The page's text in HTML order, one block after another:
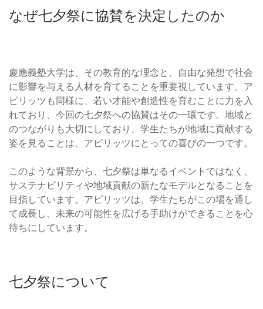
なぜ七夕祭に協賛を決定したのか
慶應義塾大学は、その教育的な理念と、自由な発想で社会
に影響を与える人材を育てることを重要視しています。ア
ピリッツも同様に、若い才能や創造性を育むことに力を入
れており、今回の七夕祭への協賛はその一環です。地域と
のつながりも大切にしており、学生たちが地域に貢献する
姿を見ることは、アピリッツにとっての喜びの一つです。
このような背景から、七夕祭は単なるイベントではなく、
サステナビリティや地域貢献の新たなモデルとなることを
目指しています。アピリッツは、学生たちがこの場を通し
て成長し、未来の可能性を広げる手助けができることを心
待ちにしています。
七夕祭について